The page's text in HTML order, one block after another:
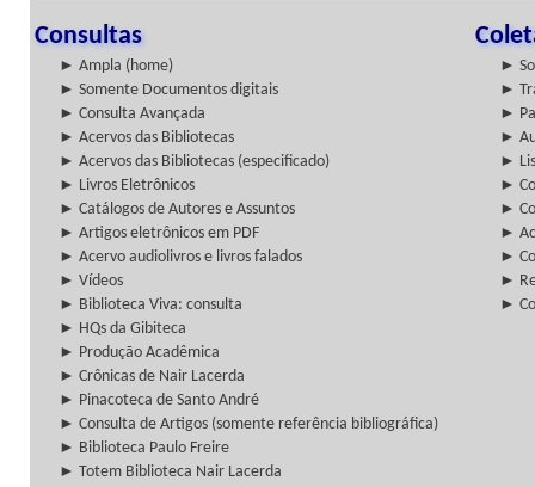
Consultas
► Ampla (home)
►
► Somente Documentos digitais
►
► Consulta Avançada
►
► Acervos das Bibliotecas
►
► Acervos das Bibliotecas (especificado)
►
► Livros Eletrônicos
►
► Catálogos de Autores e Assuntos
►
► Artigos eletrônicos em PDF
►
► Acervo audiolivros e livros falados
►
► Vídeos
►
► Biblioteca Viva: consulta
►
► HQs da Gibiteca
► Produção Acadêmica
► Crônicas de Nair Lacerda
► Pinacoteca de Santo André
► Consulta de Artigos (somente referência bibliográfica)
► Biblioteca Paulo Freire
► Totem Biblioteca Nair Lacerda